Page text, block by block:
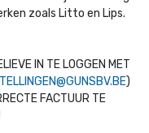
zoals Litto en Lips.
IN TE LOGGEN MET
)
FACTUUR TE